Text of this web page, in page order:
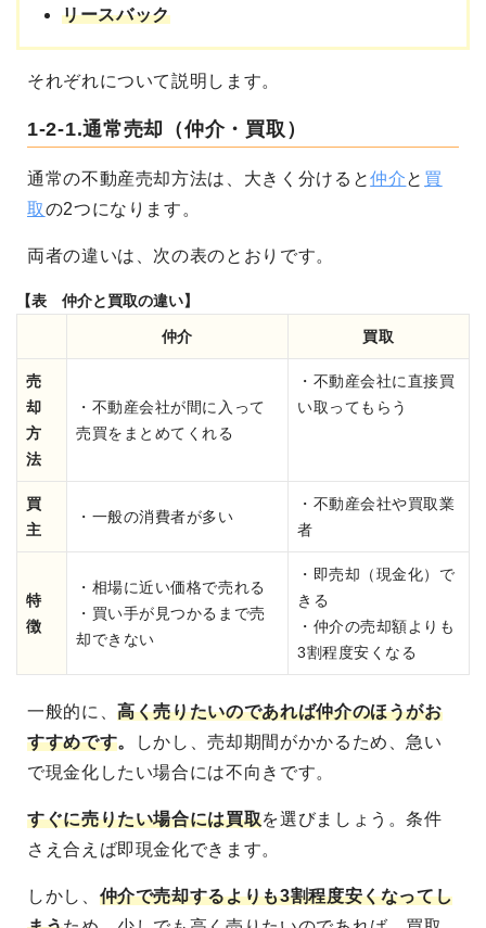
リースバック
それぞれについて説明します。
1-2-1.通常売却（仲介・買取）
通常の不動産売却方法は、大きく分けると仲介と 買
取の2つになります。
両者の違いは、次の表のとおりです。
【表 仲介と買取の違い】
仲介 買取
売
却
方
法
・不動産会社が間に入って
売買をまとめてくれる
・不動産会社に直接買
い取ってもらう
買
主
・一般の消費者が多い
・不動産会社や買取業
者
特
徴
・相場に近い価格で売れる
・買い手が見つかるまで売
却できない
・即売却（現金化）で
きる
・仲介の売却額よりも
3割程度安くなる
一般的に、高く売りたいのであれば仲介のほうがお
すすめです。
しかし、売却期間がかかるため、急い
で現金化したい場合には不向きです。
すぐに売りたい場合には買取を選びましょう。条件
さえ合えば即現金化できます。
しかし、 仲介で売却するよりも3割程度安くなってし